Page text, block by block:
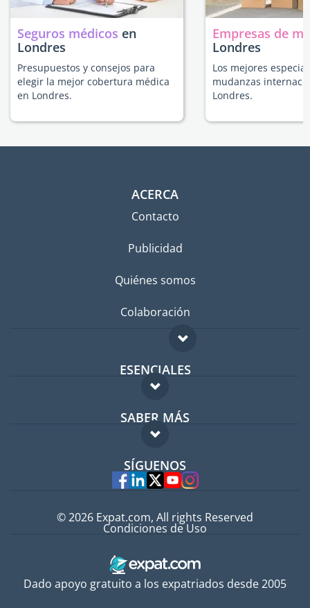
Seguros médicos en
Londres
Presupuestos y consejos para
elegir la mejor cobertura médica
en Londres.
Empresas de
Londres
Los mejores
mudanzas
Londres.
ACERCA
Contacto
Publicidad
Quiénes somos
Colaboración
ESENCIALES
Foro para expatriados
Guía para expatriados
Trabajos en el extranjero
SABER MÁS
FAQ
Expertos
SÍGUENOS
Dado apoyo gratuito a los expatriados desde 2005
© 2026 Expat.com, All rights Reserved
Condiciones de Uso